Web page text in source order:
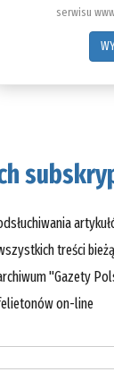
serwisu
treści
"Gazety
on-line